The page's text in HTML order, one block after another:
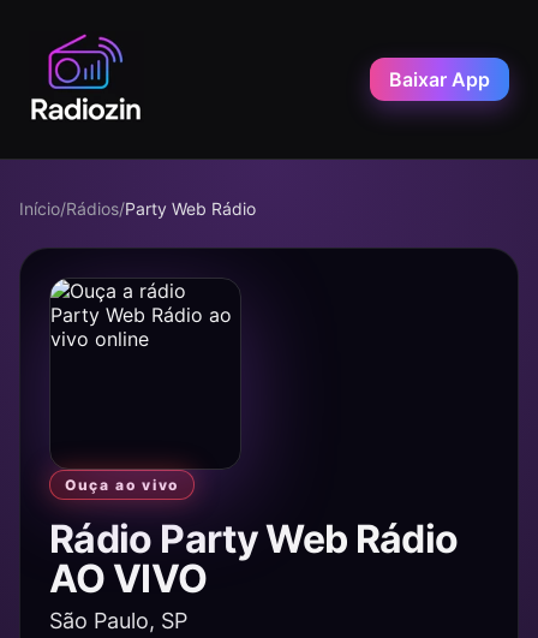
Baixar App
Início/Rádios/Party Web Rádio
Ouça ao vivo
Rádio Party Web Rádio
AO VIVO
São Paulo, SP